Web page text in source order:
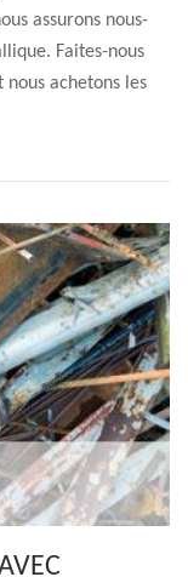
assurons nous-
Faites-nous
nous achetons les